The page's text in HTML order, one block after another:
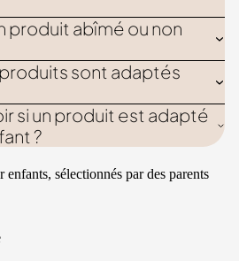
produit abîmé ou non
sont adaptés
si un produit est adapté
?
enfants, sélectionnés par des parents